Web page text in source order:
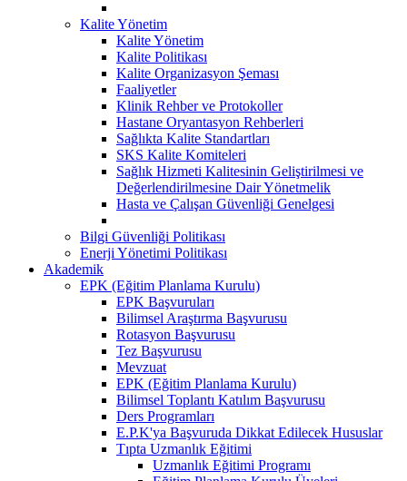
Kalite Yönetim
Kalite Yönetim
Kalite Politikası
Kalite Organizasyon Şeması
Faaliyetler
Klinik Rehber ve Protokoller
Hastane Oryantasyon Rehberleri
Sağlıkta Kalite Standartları
SKS Kalite Komiteleri
Sağlık Hizmeti Kalitesinin Geliştirilmesi ve
Değerlendirilmesine Dair Yönetmelik
Hasta ve Çalışan Güvenliği Genelgesi
Bilgi Güvenliği Politikası
Enerji Yönetimi Politikası
Akademik
EPK (Eğitim Planlama Kurulu)
EPK Başvuruları
Bilimsel Araştırma Başvurusu
Rotasyon Başvurusu
Tez Başvurusu
Mevzuat
EPK (Eğitim Planlama Kurulu)
Bilimsel Toplantı Katılım Başvurusu
Ders Programları
E.P.K'ya Başvuruda Dikkat Edilecek Hususlar
Tıpta Uzmanlık Eğitimi
Uzmanlık Eğitimi Programı